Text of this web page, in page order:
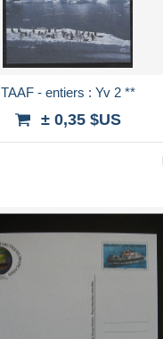
TAAF - entiers : Yv 2 **
± 0,35 $US